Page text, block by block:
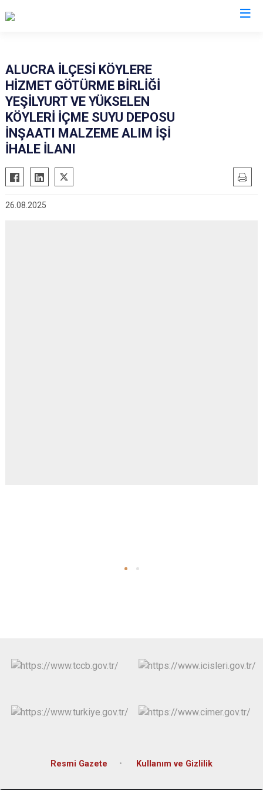
Alucra
Bulancak
Çamoluk
Çanakçı
Dereli
Doğankent
Espiye
Görele
Güce
Keşap
ALUCRA İLÇESİ KÖYLERE
HİZMET GÖTÜRME BİRLİĞİ
YEŞİLYURT VE YÜKSELEN
KÖYLERİ İÇME SUYU DEPOSU
İNŞAATI MALZEME ALIM İŞİ
İHALE İLANI
26.08.2025
Resmi Gazete Kullanım ve Gizlilik